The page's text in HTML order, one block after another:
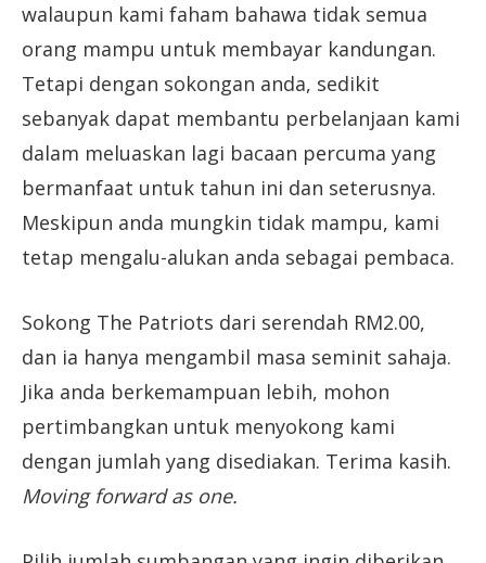
walaupun kami faham bahawa tidak semua
orang mampu untuk membayar kandungan.
Tetapi dengan sokongan anda, sedikit
sebanyak dapat membantu perbelanjaan kami
dalam meluaskan lagi bacaan percuma yang
bermanfaat untuk tahun ini dan seterusnya.
Meskipun anda mungkin tidak mampu, kami
tetap mengalu-alukan anda sebagai pembaca.
Sokong The Patriots dari serendah RM2.00,
dan ia hanya mengambil masa seminit sahaja.
Jika anda berkemampuan lebih, mohon
pertimbangkan untuk menyokong kami
dengan jumlah yang disediakan. Terima kasih.
Moving forward as one.